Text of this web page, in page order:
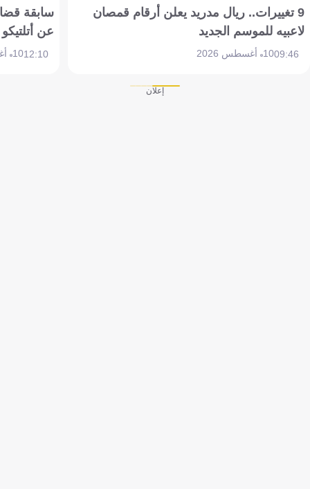
9 تغييرات.. ريال مدريد يعلن أرقام قمصان
لاعبيه للموسم الجديد
09:4610 أغسطس 2026
سابقة
عن أتلتيكو
12:1010 أغسطس 2026
إعلان